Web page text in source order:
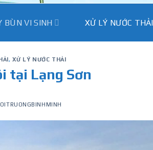
BÙN VI SINH XỬ LÝ NƯỚC THẢI
, XỬ LÝ NƯỚC THẢI
tại Lạng Sơn